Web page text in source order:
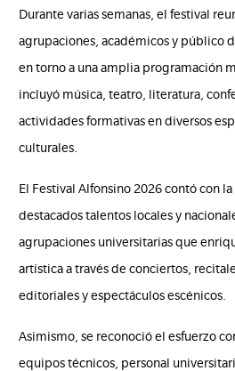
Durante varias semanas, el festival
agrupaciones, académicos y público
en torno a una amplia programación
incluyó música, teatro, literatura,
actividades formativas en diversos
culturales.
El Festival Alfonsino 2026 contó con
destacados talentos locales y
agrupaciones universitarias que
artística a través de conciertos,
editoriales y espectáculos escénicos.
Asimismo, se reconoció el esfuerzo
equipos técnicos, personal